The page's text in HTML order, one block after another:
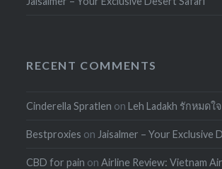
RECENT COMMENTS
Cinderella Spratlen onLeh Ladakh รักหมดใจ
Bestproxies on Jaisalmer – Your Exclusive
CBD for pain onAirline Review: Vietnam